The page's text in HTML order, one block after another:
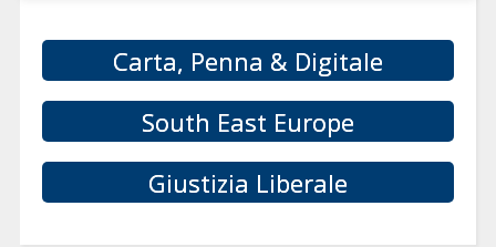
Carta, Penna & Digitale
South East Europe
Giustizia Liberale